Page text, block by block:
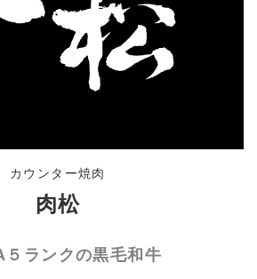
カウンター焼肉
肉松
ランクの黒毛和牛